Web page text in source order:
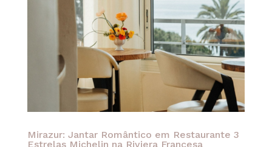
Mirazur: Jantar Romântico em Restaurante 3
Estrelas Michelin na Riviera Francesa